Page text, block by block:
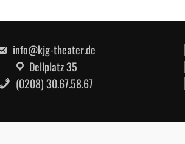
info@kjg-theater.de
Dellplatz 35
(0208) 30.67.58.67